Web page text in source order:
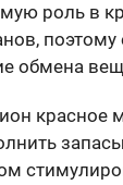
роль в
поэтому
обмена
красное